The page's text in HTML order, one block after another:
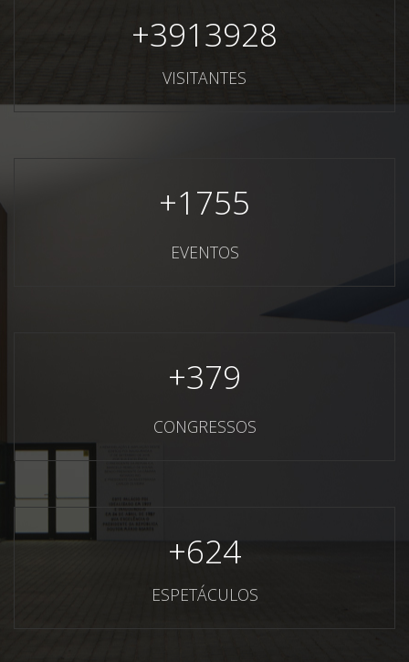
+3913928
VISITANTES
+1755
EVENTOS
+379
CONGRESSOS
+624
ESPETÁCULOS